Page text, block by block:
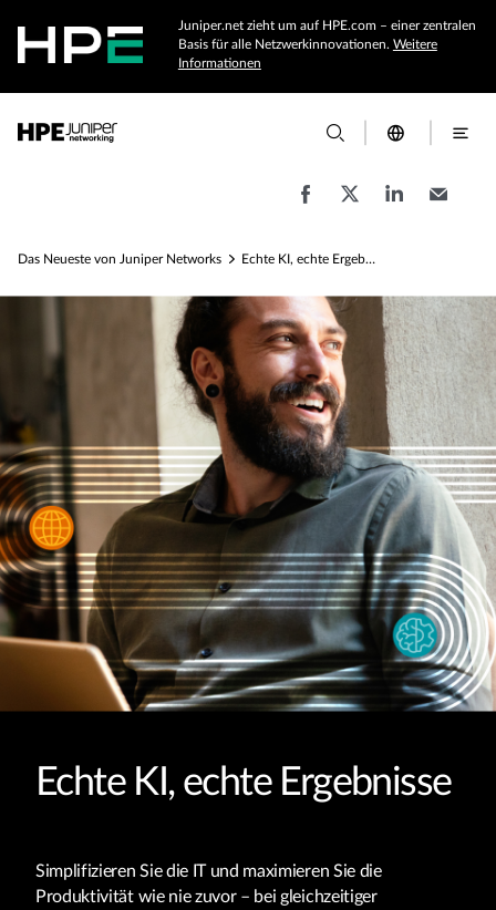
Juniper.net zieht um auf HPE.com – einer zentralen
Basis für alle Netzwerkinnovationen. Weitere
Informationen
Das Neueste von Juniper Networks Echte KI, echte Ergebnisse
Echte KI, echte Ergebnisse
Simplifizieren Sie die IT und maximieren Sie die
Produktivität wie nie zuvor – bei gleichzeitiger